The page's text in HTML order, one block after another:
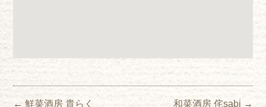
Post navigation
← 鮮菜酒房 貴らく 和菜酒房 侘sabi →